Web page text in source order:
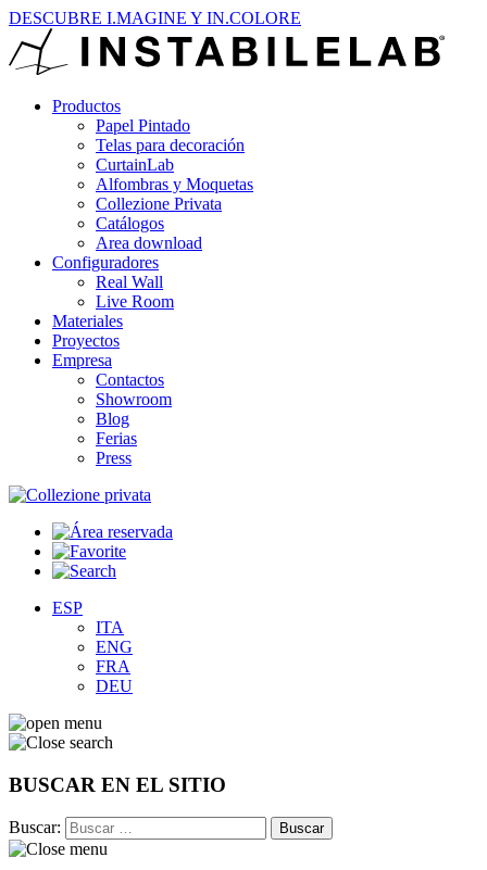
DESCUBRE I.MAGINE Y IN.COLORE
Productos
Papel Pintado
Telas para decoración
CurtainLab
Alfombras y Moquetas
Collezione Privata
Catálogos
Area download
Configuradores
Real Wall
Live Room
Materiales
Proyectos
Empresa
Contactos
Showroom
Blog
Ferias
Press
ESP
ITA
ENG
FRA
DEU
BUSCAR EN EL SITIO
Buscar: